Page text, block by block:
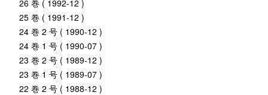
26 巻 ( 1992-12 )
25 巻 ( 1991-12 )
24 巻 2 号 ( 1990-12 )
24 巻 1 号 ( 1990-07 )
23 巻 2 号 ( 1989-12 )
23 巻 1 号 ( 1989-07 )
22 巻 2 号 ( 1988-12 )